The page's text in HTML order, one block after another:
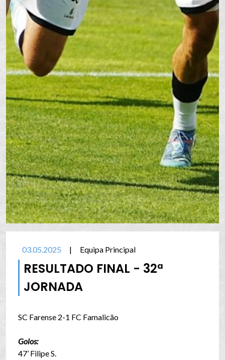
03.05.2025 | Equipa Principal
RESULTADO FINAL - 32ª
JORNADA
SC Farense 2-1 FC Famalicão
Golos:
47’ Filipe S.